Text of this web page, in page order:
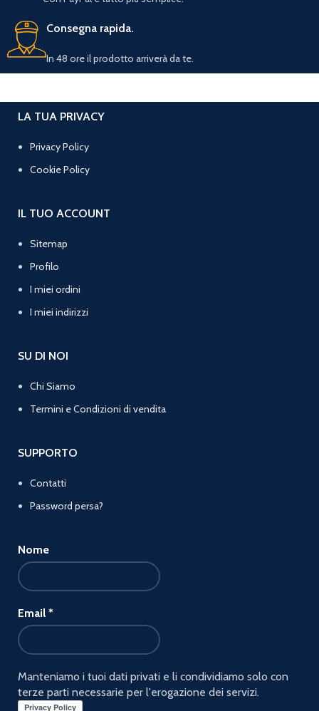
Consegna rapida.
In 48 ore il prodotto arriverà da te.
LA TUA PRIVACY
Privacy Policy
Cookie Policy
IL TUO ACCOUNT
Sitemap
Profilo
I miei ordini
I miei indirizzi
SU DI NOI
Chi Siamo
Termini e Condizioni di vendita
SUPPORTO
Contatti
Password persa?
Nome
Email *
Manteniamo i tuoi dati privati e li condividiamo solo con
terze parti necessarie per l'erogazione dei servizi.